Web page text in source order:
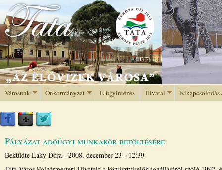
Jump to navigation
Városunk Önkormányzat E-ügyintézés Hivatal Kikapcsolódás
Pályázat adóügyi munkakör betöltésére
Beküldte Laky Dóra - 2008, december 23 - 12:39